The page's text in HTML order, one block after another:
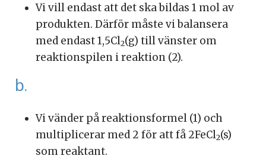
Vi vill endast att det ska bildas 1 mol av
produkten. Därför måste vi balansera
med endast 1,5Cl2(g) till vänster om
reaktionspilen i reaktion (2).
b.
Vi vänder på reaktionsformel (1) och
multiplicerar med 2 för att få 2FeCl2(s)
som reaktant.